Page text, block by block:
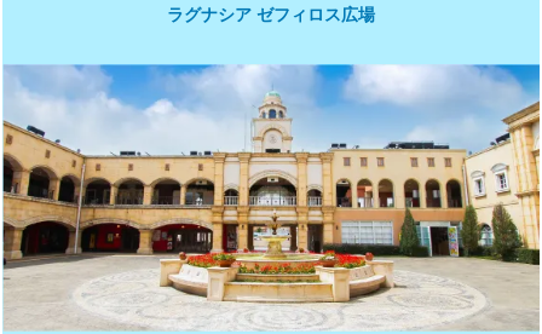
ラグナシア ゼフィロス広場